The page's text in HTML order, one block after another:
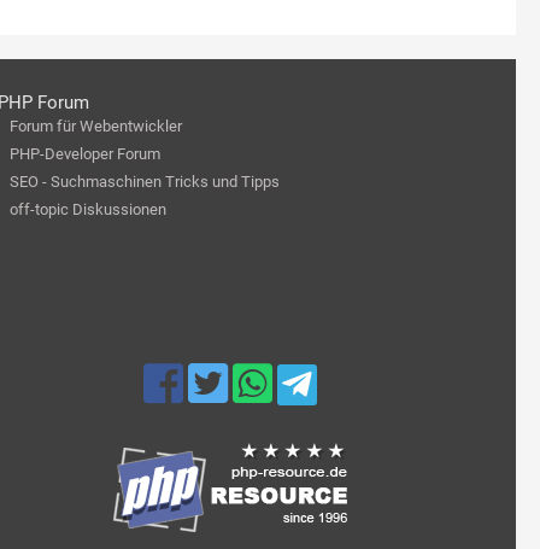
Forum
Forum für Webentwickler
PHP-Developer Forum
SEO - Suchmaschinen Tricks und Tipps
off-topic Diskussionen